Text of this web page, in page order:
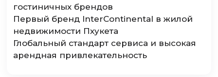
гостиничных брендов
Первый бренд InterContinental в жилой
недвижимости Пхукета
Глобальный стандарт сервиса и высокая
арендная привлекательность